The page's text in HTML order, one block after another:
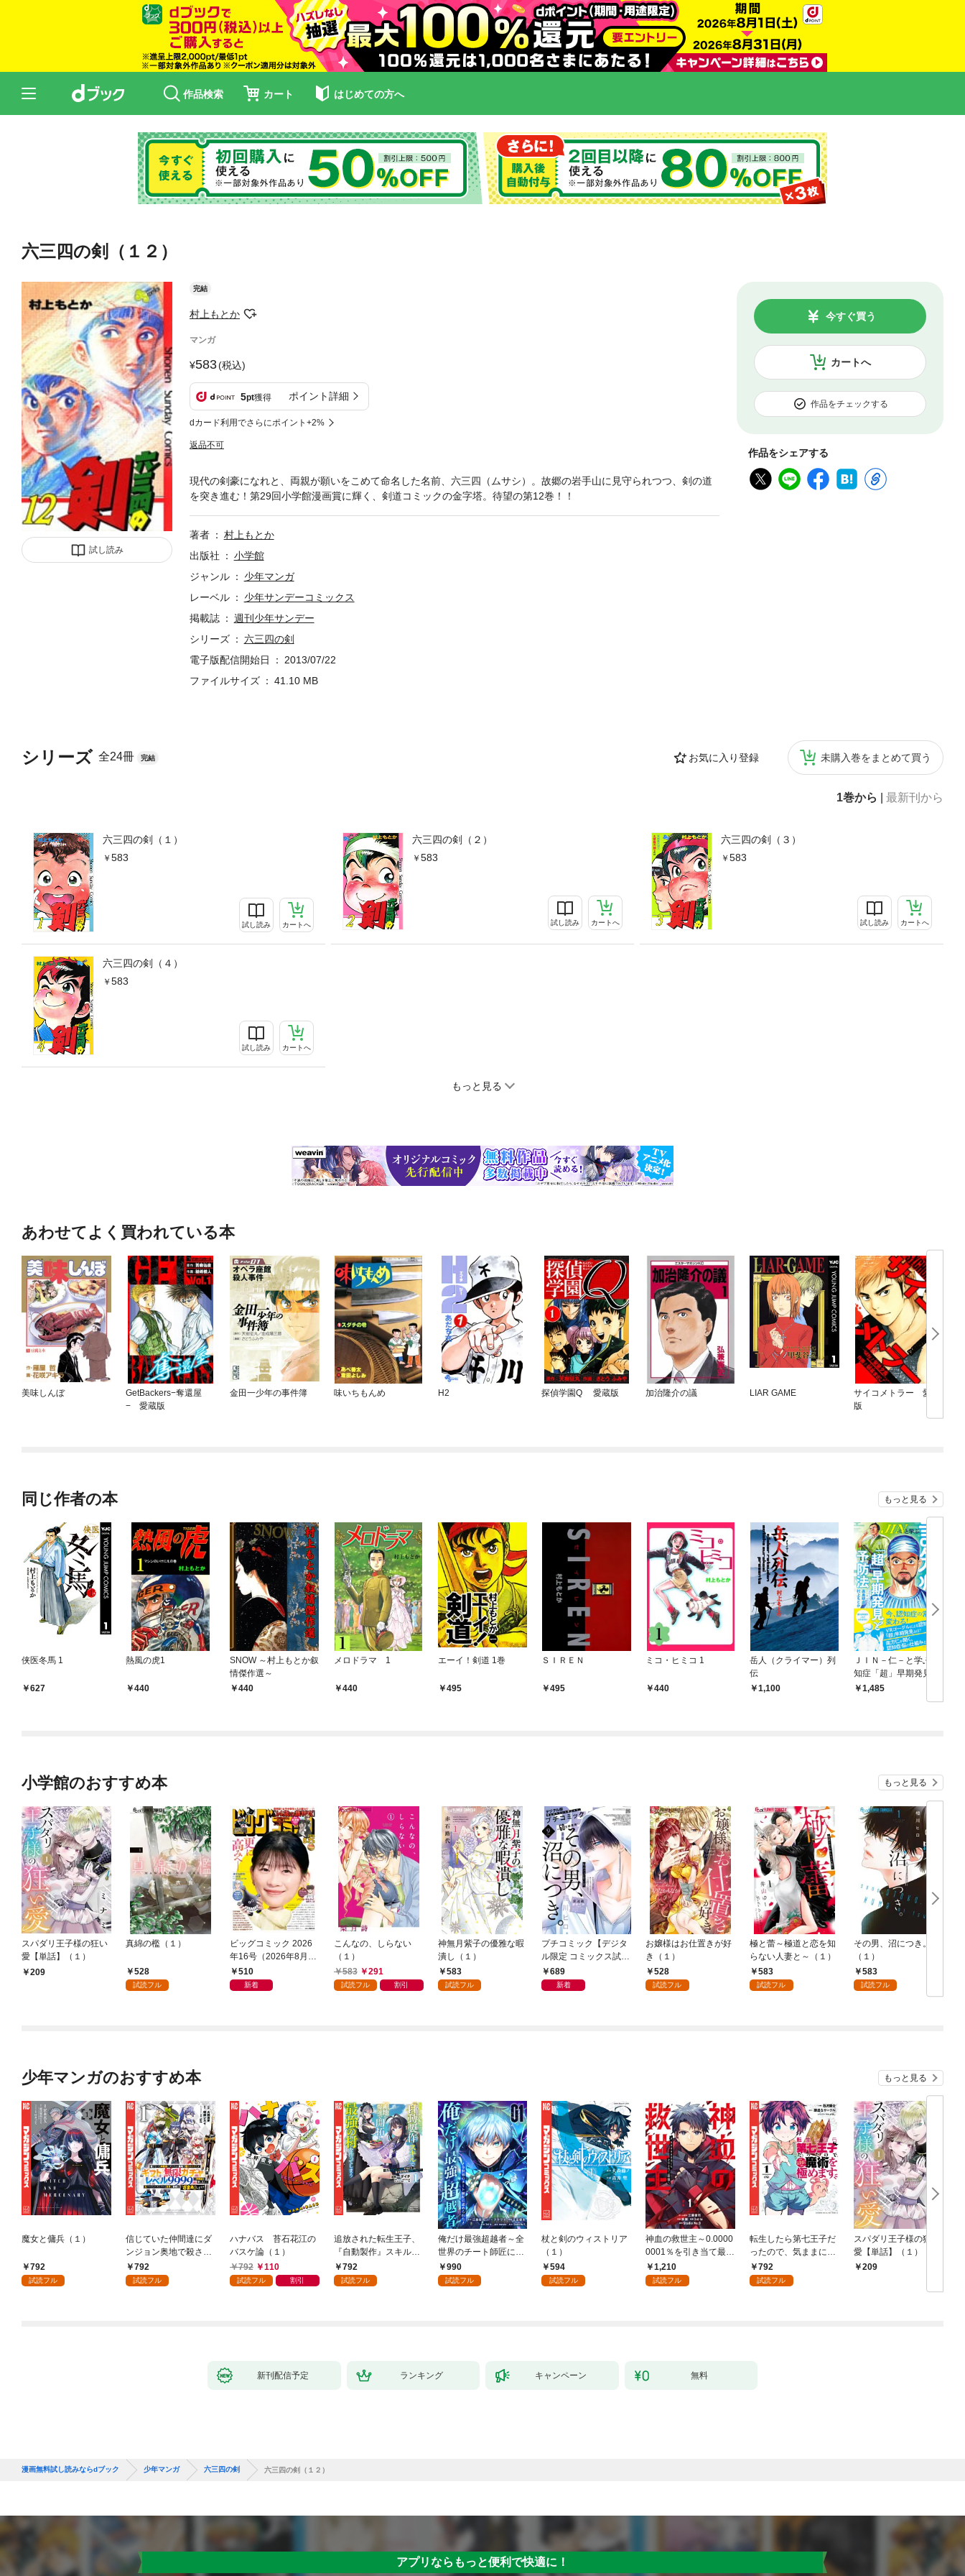
作品検索 カート はじめての方へ
六三四の剣（１２）
試し読み
完結
村上もとか
マンガ
583(税込)
5pt獲得 ポイント詳細
dカード利用でさらにポイント+2%
返品不可
カートへ
今すぐ買う
作品をチェックする
作品をシェアする
シリーズ 全24冊 完結 お気に入り登録 未購入巻をまとめて買う
1巻から 最新刊から
六三四の剣（１）
583
試し読み カートへ
六三四の剣（２）
583
試し読み カートへ
六三四の剣（３）
583
試し読み カートへ
六三四の剣（４）
583
試し読み カートへ
もっと見る
現代の剣豪になれと、両親が願いをこめて命名した名前、六三四（ムサシ）。故郷の岩手山に見守られつつ、剣の道
を突き進む！第29回小学館漫画賞に輝く、剣道コミックの金字塔。待望の第12巻！！
著者
村上もとか
出版社
小学館
ジャンル
少年マンガ
レーベル
少年サンデーコミックス
掲載誌
週刊少年サンデー
シリーズ
六三四の剣
電子版配信開始日
2013/07/22
ファイルサイズ
41.10 MB
あわせてよく買われている本
美味しんぼ
GetBackers−奪還屋
− 愛蔵版
金田一少年の事件簿 味いちもんめ H2 探偵学園Q 愛蔵版 加治隆介の議 LIAR GAME
サイコメトラー 愛蔵
版
同じ作者の本 もっと見る
侠医冬馬 1
627
熱風の虎1
440
SNOW ～村上もとか叙
情傑作選～
440
メロドラマ 1
440
エーイ！剣道 1巻
495
ＳＩＲＥＮ
495
ミコ・ヒミコ 1
440
岳人（クライマー）列
伝
1,100
ＪＩＮ－仁－と学ぶ認
知症「超」早期発見と
予防法
1,485
小学館のおすすめ本 もっと見る
スパダリ王子様の狂い
愛【単話】（１）
209
真綿の檻（１）
528
試読フル
ビッグコミック 2026
年16号（2026年8月7
日発売）
510
新着
こんなの、しらない
（１）
583
291
試読フル 割引
神無月紫子の優雅な暇
潰し（１）
583
試読フル
プチコミック【デジタ
ル限定 コミックス試し
読み特典付き】 2026
年9月号（2026年8月7
689
新着
お嬢様はお仕置きが好
き（１）
528
試読フル
極と蕾～極道と恋を知
らない人妻と～（１）
583
試読フル
その男、沼につき。
（１）
583
試読フル
少年マンガのおすすめ本 もっと見る
魔女と傭兵（１）
792
試読フル
信じていた仲間達にダ
ンジョン奥地で殺され
かけたがギフト『無限
ガチャ』でレベル９９
792
試読フル
ハナバス 苔石花江の
バスケ論（１）
792
110
試読フル 割引
追放された転生王子、
『自動製作』スキルで
領地を爆速で開拓し最
強の村を作ってしまう
792
試読フル
俺だけ最強超越者～全
世界のチート師匠に認
められた～【単行本】
（１）
990
試読フル
杖と剣のウィストリア
（１）
594
試読フル
神血の救世主～0.0000
0001％を引き当て最強
へ～【電子書籍特典
付】（１）
1,210
試読フル
転生したら第七王子だ
ったので、気ままに魔
術を極めます（１）
792
試読フル
スパダリ王子様の狂い
愛【単話】（１）
209
新刊配信予定 ランキング キャンペーン 無料
漫画無料試し読みならdブック 少年マンガ 六三四の剣 六三四の剣（１２）
アプリならもっと便利で快適に！